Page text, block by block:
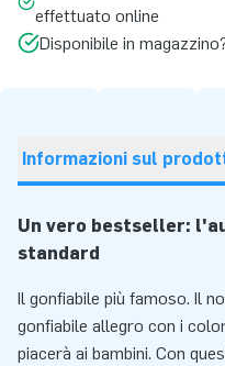
effettuato online
Disponibile in
Informazioni sul
Un vero bestseller:
standard
Il gonfiabile più famoso. Il
gonfiabile allegro con i
piacerà ai bambini. Con